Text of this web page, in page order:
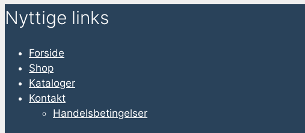
Nyttige links
Forside
Shop
Kataloger
Kontakt
Handelsbetingelser